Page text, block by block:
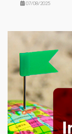
07/08/2025